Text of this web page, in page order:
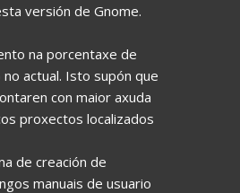
versión de Gnome.
na porcentaxe de
actual. Isto supón que
con maior axuda
proxectos localizados
de creación de
manuais de usuario